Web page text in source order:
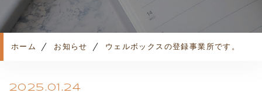
よくある質問
お知らせ
コンテンツ
ホーム お知らせ ウェルボックスの登録事業所です。
2025.01.24